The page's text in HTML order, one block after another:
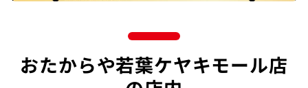
おたからや若葉ケヤキモール店